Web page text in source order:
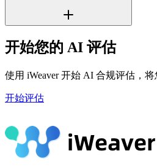
开始您的 AI 评估
使用 iWeaver 开始 AI 合规评估，
开始评估